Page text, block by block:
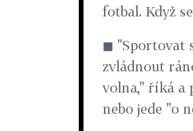
fotbal. Když
◼ "Sportovat
zvládnout
volna," říká a
nebo jede "o